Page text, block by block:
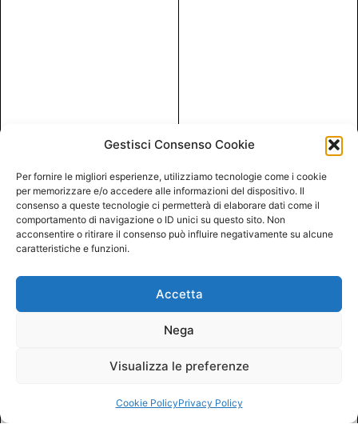
Gestisci Consenso Cookie
Per fornire le migliori esperienze, utilizziamo tecnologie come i cookie
per memorizzare e/o accedere alle informazioni del dispositivo. Il
consenso a queste tecnologie ci permetterà di elaborare dati come il
comportamento di navigazione o ID unici su questo sito. Non
acconsentire o ritirare il consenso può influire negativamente su alcune
caratteristiche e funzioni.
Accetta
Nega
Visualizza le preferenze
Cookie PolicyPrivacy Policy